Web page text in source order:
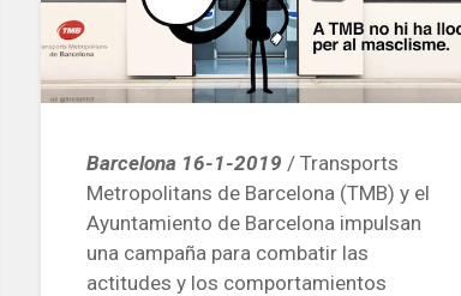
Barcelona 16-1-2019 / Transports
Metropolitans de Barcelona (TMB) y el
Ayuntamiento de Barcelona impulsan
una campaña para combatir las
actitudes y los comportamientos